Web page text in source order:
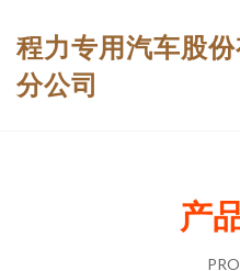
程力专用汽车股
分公司
产